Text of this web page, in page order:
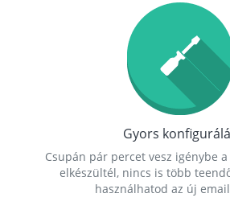
Gyors
Csupán pár percet vesz igénybe
elkészültél, nincs is több
használhatod az új